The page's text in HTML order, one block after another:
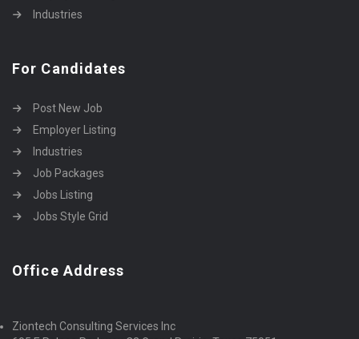
Industries
For Candidates
Post New Job
Employer Listing
Industries
Job Packages
Jobs Listing
Jobs Style Grid
Office Address
Ziontech Consulting Services Inc